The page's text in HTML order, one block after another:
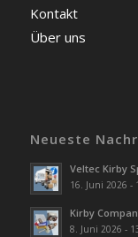
Kontakt
Über uns
Neueste
Veltec Kirby
16. Juni 2026 -
Kirby
8. Juni 2026 -